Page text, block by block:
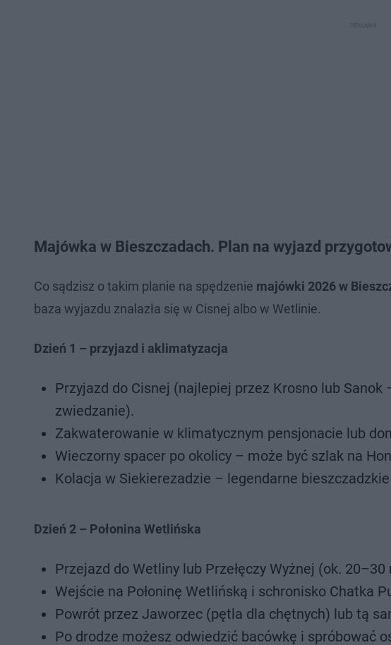
Majówka w Bieszczadach. Plan na wyjazd
Co sądzisz o takim planie na spędzenie majówki 2026 w
baza wyjazdu znalazła się w Cisnej albo w Wetlinie.
Dzień 1 – przyjazd i aklimatyzacja
Przyjazd do Cisnej (najlepiej przez Krosno lub
zwiedzanie).
Zakwaterowanie w klimatycznym pensjonacie lub
Wieczorny spacer po okolicy – może być szlak na
Kolacja w Siekierezadzie – legendarne
Dzień 2 – Połonina Wetlińska
Przejazd do Wetliny lub Przełęczy Wyżnej (ok. 20–30
Wejście na Połoninę Wetlińską i schronisko Chatka
Powrót przez Jaworzec (pętla dla chętnych) lub tą
Po drodze możesz odwiedzić bacówkę i spróbować